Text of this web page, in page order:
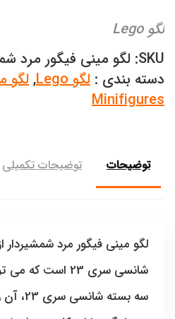
لگو Lego
SKU: لگو مینی فیگور مرد
دسته بندی : لگو Lego ,لگو
Minifigures
توضیحات توضیحات تکمیلی
لگو مینی فیگور مرد شمشیردار
شانسی سری 23 است
سه بسته